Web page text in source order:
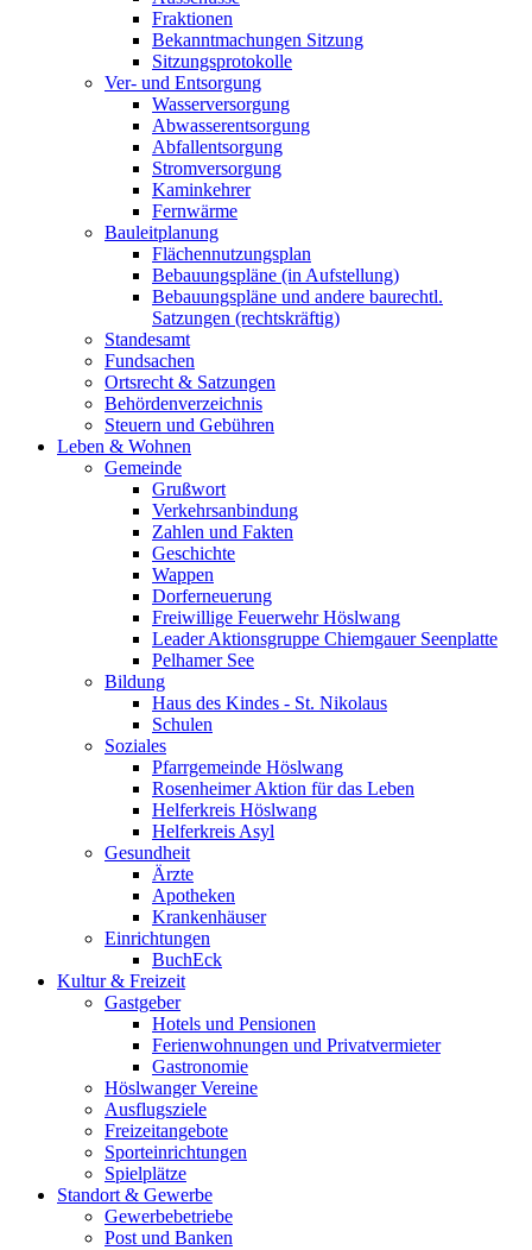
Fraktionen
Bekanntmachungen Sitzung
Sitzungsprotokolle
Ver- und Entsorgung
Wasserversorgung
Abwasserentsorgung
Abfallentsorgung
Stromversorgung
Kaminkehrer
Fernwärme
Bauleitplanung
Flächennutzungsplan
Bebauungspläne (in Aufstellung)
Bebauungspläne und andere baurechtl.
Satzungen (rechtskräftig)
Standesamt
Fundsachen
Ortsrecht & Satzungen
Behördenverzeichnis
Steuern und Gebühren
Leben & Wohnen
Gemeinde
Grußwort
Verkehrsanbindung
Zahlen und Fakten
Geschichte
Wappen
Dorferneuerung
Freiwillige Feuerwehr Höslwang
Leader Aktionsgruppe Chiemgauer Seenplatte
Pelhamer See
Bildung
Haus des Kindes - St. Nikolaus
Schulen
Soziales
Pfarrgemeinde Höslwang
Rosenheimer Aktion für das Leben
Helferkreis Höslwang
Helferkreis Asyl
Gesundheit
Ärzte
Apotheken
Krankenhäuser
Einrichtungen
BuchEck
Kultur & Freizeit
Gastgeber
Hotels und Pensionen
Ferienwohnungen und Privatvermieter
Gastronomie
Höslwanger Vereine
Ausflugsziele
Freizeitangebote
Sporteinrichtungen
Spielplätze
Standort & Gewerbe
Gewerbebetriebe
Post und Banken